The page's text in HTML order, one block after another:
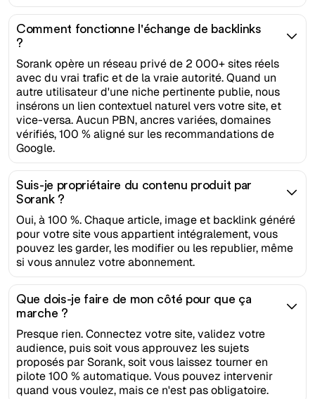
Comment fonctionne l'échange de backlinks
?
Sorank opère un réseau privé de 2 000+ sites réels
avec du vrai trafic et de la vraie autorité. Quand un
autre utilisateur d'une niche pertinente publie, nous
insérons un lien contextuel naturel vers votre site, et
vice-versa. Aucun PBN, ancres variées, domaines
vérifiés, 100 % aligné sur les recommandations de
Google.
Suis-je propriétaire du contenu produit par
Sorank ?
Oui, à 100 %. Chaque article, image et backlink généré
pour votre site vous appartient intégralement, vous
pouvez les garder, les modifier ou les republier, même
si vous annulez votre abonnement.
Que dois-je faire de mon côté pour que ça
marche ?
Presque rien. Connectez votre site, validez votre
audience, puis soit vous approuvez les sujets
proposés par Sorank, soit vous laissez tourner en
pilote 100 % automatique. Vous pouvez intervenir
quand vous voulez, mais ce n'est pas obligatoire.